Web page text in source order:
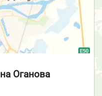
на Оганова